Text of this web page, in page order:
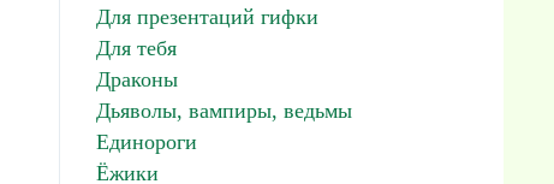
Для презентаций гифки
Для тебя
Драконы
Дьяволы, вампиры, ведьмы
Единороги
Ёжики